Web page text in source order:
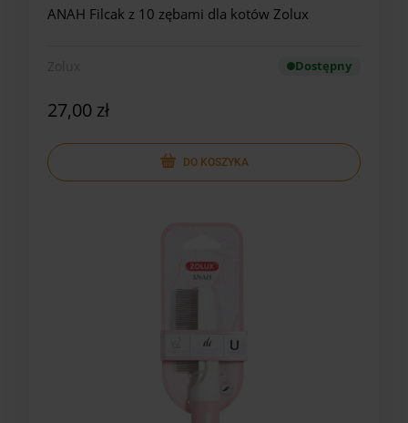
ANAH Filcak z 10 zębami dla kotów Zolux
Dostępny
27,00 zł
DO KOSZYKA